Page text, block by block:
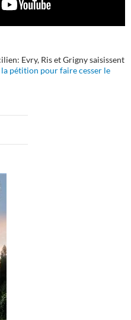
Evry, Ris et Grigny saisissent
la pétition pour faire cesser le